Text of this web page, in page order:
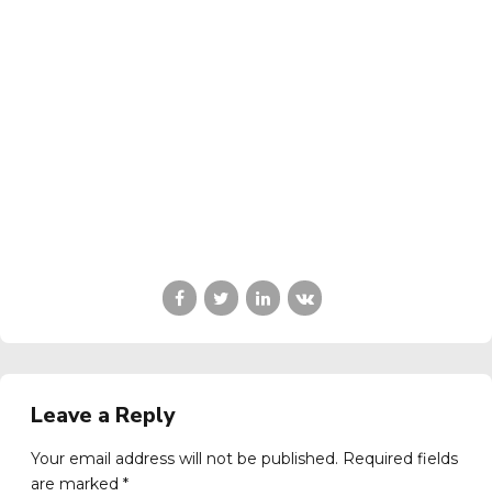
Leave a Reply
Your email address will not be published. Required fields
are marked *